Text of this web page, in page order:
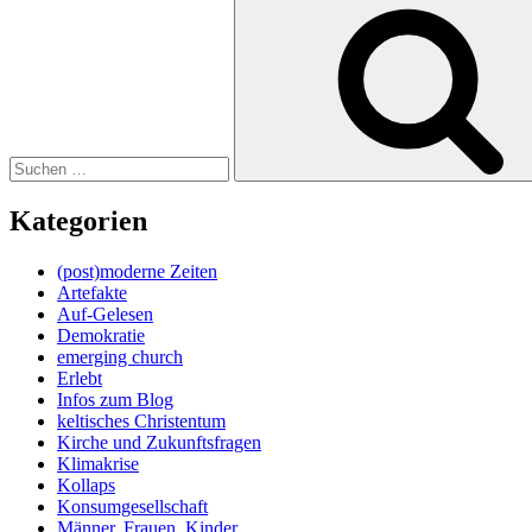
Kategorien
(post)moderne Zeiten
Artefakte
Auf-Gelesen
Demokratie
emerging church
Erlebt
Infos zum Blog
keltisches Christentum
Kirche und Zukunftsfragen
Klimakrise
Kollaps
Konsumgesellschaft
Männer, Frauen, Kinder